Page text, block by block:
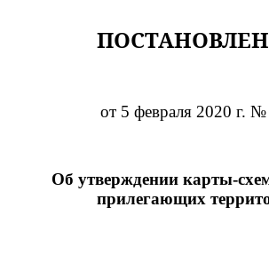
от 5 февраля 2020 г.
Об утверждении карты-
прилегающих